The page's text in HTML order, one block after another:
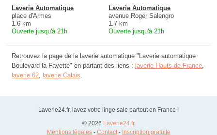
Laverie Automatique
place d'Armes
1.6 km
Ouverte jusqu'à 21h
Laverie Automatique
avenue Roger Salengro
1.7 km
Ouverte jusqu'à 21h
Retrouvez la page de la laverie automatique "Laverie automatique
Boulevard la Fayette" en partant des liens : laverie Hauts-de-France,
laverie 62, laverie Calais.
Laverie24.fr, lavez votre linge sale partout en France !
© 2026 Laverie24.fr
Mentions légales- Contact- Inscription gratuite